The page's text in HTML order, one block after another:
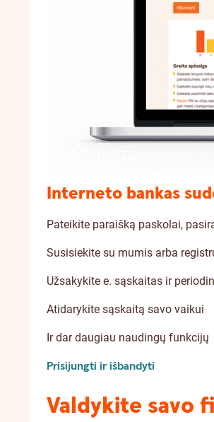
Interneto bankas
Pateikite paraišką paskolai,
Susisiekite su mumis arba
Užsakykite e. sąskaitas ir
Atidarykite sąskaitą savo vaikui
Ir dar daugiau naudingų funkcijų
Prisijungti ir išbandyti
Valdykite savo